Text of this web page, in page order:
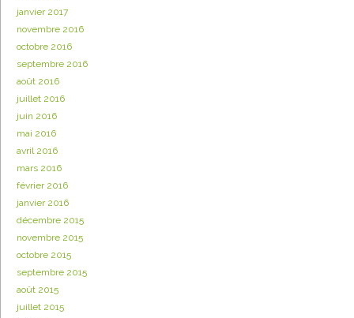
janvier 2017
novembre 2016
octobre 2016
septembre 2016
août 2016
juillet 2016
juin 2016
mai 2016
avril 2016
mars 2016
février 2016
janvier 2016
décembre 2015
novembre 2015
octobre 2015
septembre 2015
août 2015
juillet 2015